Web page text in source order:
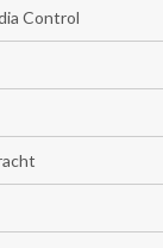
Control